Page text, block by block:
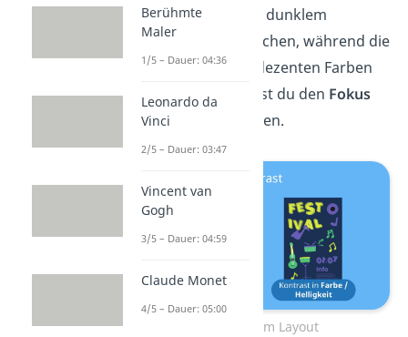
kräftigen Farbe
auf dunklem
Hintergrund auftauchen, während die
anderen Details in dezenten Farben
erscheinen. So lenkst du den Fokus
zuerst auf den Namen.
Kontraste im Layout
Berühmte
Maler
1/5 – Dauer: 04:36
Leonardo da
Vinci
2/5 – Dauer: 03:47
Vincent van
Gogh
3/5 – Dauer: 04:59
Claude Monet
4/5 – Dauer: 05:00